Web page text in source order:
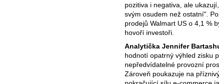
pozitiva i negativa, ale
svým osudem než ostatní".
prodejů Walmart US o 4,1 %
hovoří investoři.
Analytička Jennifer
hodnotí opatrný výhled zisku
nepředvídatelné provozní
Zároveň poukazuje na